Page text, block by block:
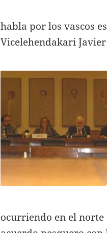
habla por los vascos
Vicelehendakari
ocurriendo en el